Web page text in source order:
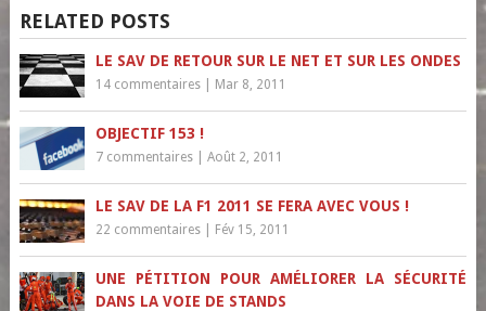
RELATED POSTS
LE SAV DE RETOUR SUR LE NET ET SUR LES ONDES
14 commentaires| Mar 8, 2011
OBJECTIF 153 !
7 commentaires| Août 2, 2011
LE SAV DE LA F1 2011 SE FERA AVEC VOUS !
22 commentaires| Fév 15, 2011
UNE PÉTITION POUR AMÉLIORER LA SÉCURITÉ
DANS LA VOIE DE STANDS